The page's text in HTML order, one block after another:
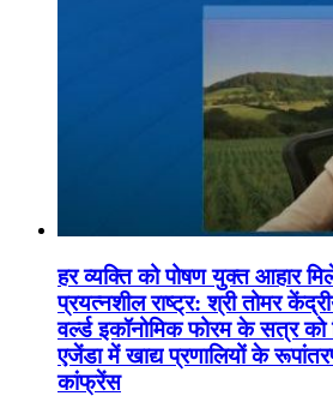
हर व्यक्ति को पोषण युक्त आहार
प्रयत्नशील राष्ट्र: श्री तोमर
वर्ल्ड इकॉनोमिक फोरम के सत्र को
एजेंडा में खाद्य प्रणालियों के
कांफ्रेंस